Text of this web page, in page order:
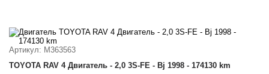
Артикул: M363563
TOYOTA RAV 4 Двигатель - 2,0 3S-FE - Bj 1998 - 174130 km